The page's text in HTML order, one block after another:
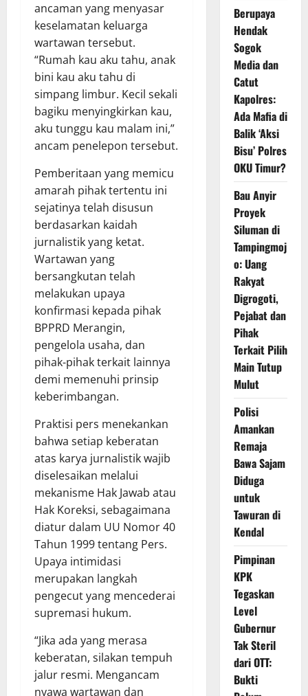
ancaman yang menyasar
keselamatan keluarga
wartawan tersebut.
“Rumah kau aku tahu, anak
bini kau aku tahu di
simpang limbur. Kecil sekali
bagiku menyingkirkan kau,
aku tunggu kau malam ini,”
ancam penelepon tersebut.
Pemberitaan yang memicu
amarah pihak tertentu ini
sejatinya telah disusun
berdasarkan kaidah
jurnalistik yang ketat.
Wartawan yang
bersangkutan telah
melakukan upaya
konfirmasi kepada pihak
BPPRD Merangin,
pengelola usaha, dan
pihak-pihak terkait lainnya
demi memenuhi prinsip
keberimbangan.
Praktisi pers menekankan
bahwa setiap keberatan
atas karya jurnalistik wajib
diselesaikan melalui
mekanisme Hak Jawab atau
Hak Koreksi, sebagaimana
diatur dalam UU Nomor 40
Tahun 1999 tentang Pers.
Upaya intimidasi
merupakan langkah
pengecut yang mencederai
supremasi hukum.
“Jika ada yang merasa
keberatan, silakan tempuh
jalur resmi. Mengancam
nyawa wartawan dan
Berupaya
Hendak
Sogok
Media dan
Catut
Kapolres:
Ada Mafia di
Balik ‘Aksi
Bisu’ Polres
OKU Timur?
Bau Anyir
Proyek
Siluman di
Tampingmoj
o: Uang
Rakyat
Digrogoti,
Pejabat dan
Pihak
Terkait Pilih
Main Tutup
Mulut
Polisi
Amankan
Remaja
Bawa Sajam
Diduga
untuk
Tawuran di
Kendal
Pimpinan
KPK
Tegaskan
Level
Gubernur
Tak Steril
dari OTT:
Bukti